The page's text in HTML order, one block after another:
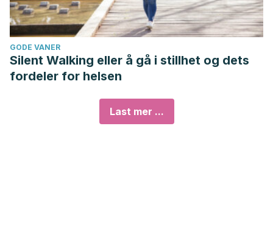
GODE VANER
Silent Walking eller å gå i stillhet og dets
fordeler for helsen
Last mer ...